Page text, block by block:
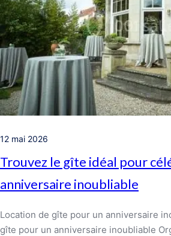
12 mai 2026
Trouvez le gîte idéal pour
anniversaire inoubliable
Location de gîte pour un anniversaire
gîte pour un anniversaire inoubliable